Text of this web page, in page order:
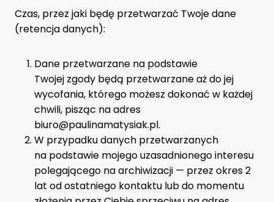
Czas, przez jaki będę przetwarzać Twoje dane
(retencja danych):
Dane przetwarzane na podstawie
Twojej zgody będą przetwarzane aż do jej
wycofania, którego możesz dokonać w każdej
chwili, pisząc na adres
biuro@paulinamatysiak.pl.
W przypadku danych przetwarzanych
na podstawie mojego uzasadnionego interesu
polegającego na archiwizacji — przez okres 2
lat od ostatniego kontaktu lub do momentu